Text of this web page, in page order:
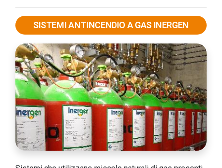
SISTEMI ANTINCENDIO A GAS INERGEN